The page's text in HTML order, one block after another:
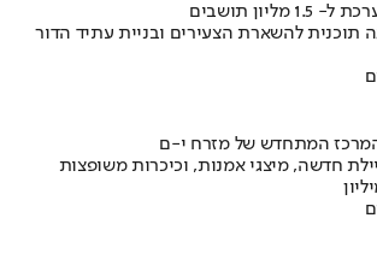
תוכנית להשארת הצעירים ובניית עתיד הדור
המרכז המתחדש של מזרח י-ם
חדשה, מיצגי אמנות, וכיכרות משופצות